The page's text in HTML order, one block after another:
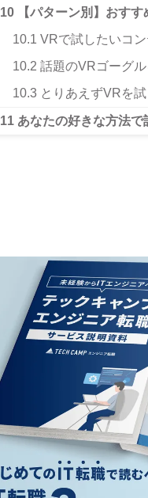
10 【パターン別】おす
10.1 VRで試したいコ
10.2 話題のVRゴーグ
10.3 とりあえずVRを
11 あなたの好きな方法で